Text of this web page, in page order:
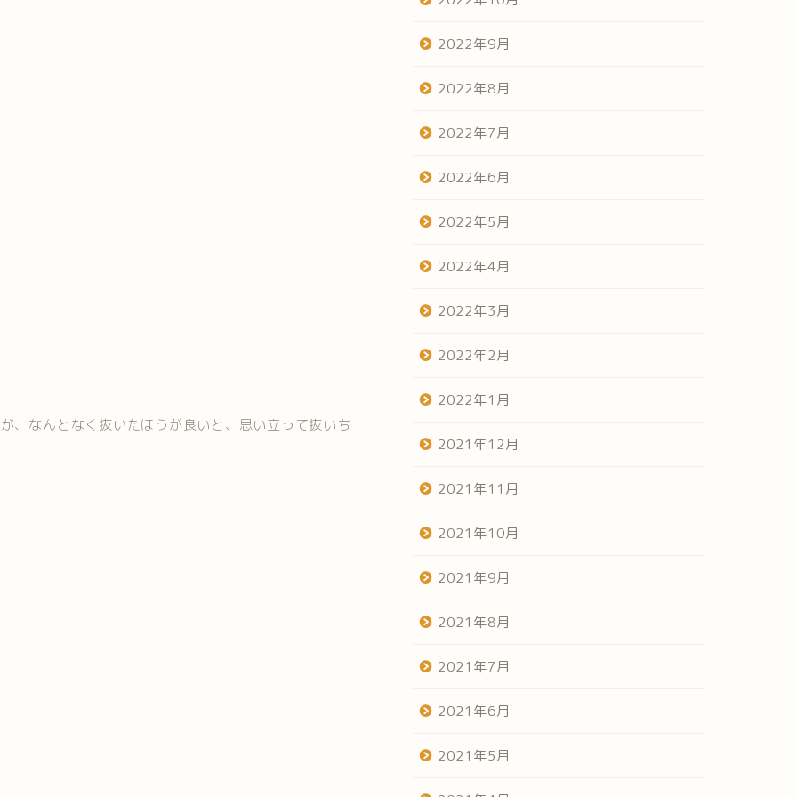
、なんとなく抜いたほうが良いと、思い立って抜いち
2022年9月
2022年8月
2022年7月
2022年6月
2022年5月
2022年4月
2022年3月
2022年2月
2022年1月
2021年12月
2021年11月
2021年10月
2021年9月
2021年8月
2021年7月
2021年6月
2021年5月